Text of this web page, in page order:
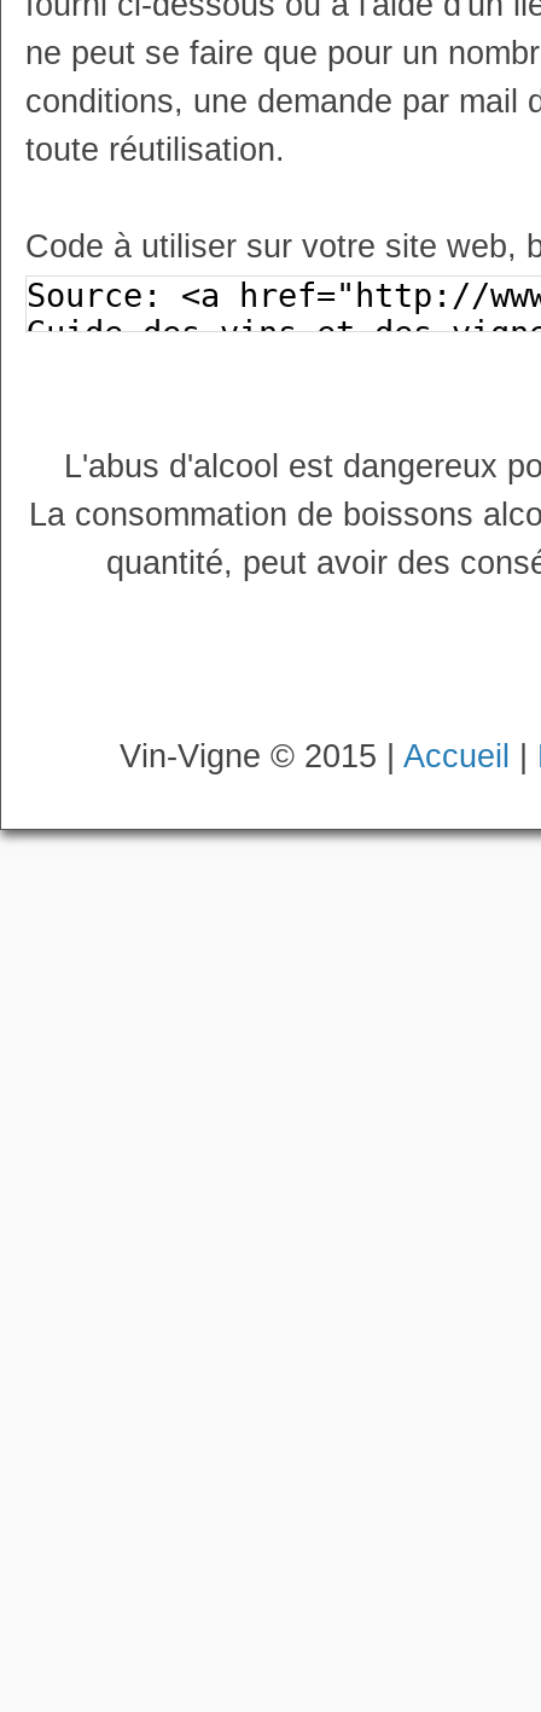
ne peut se faire que pour un
conditions, une demande par mail
toute réutilisation.
Code à utiliser sur votre site web,
L'abus d'alcool est dangereux
La consommation de boissons
quantité, peut avoir des
Vin-Vigne © 2015 | Accueil